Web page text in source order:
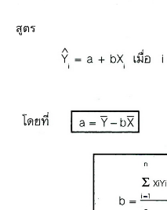
สูตร